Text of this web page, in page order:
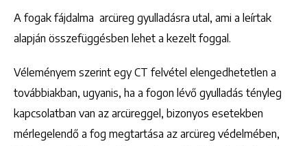
A fogak fájdalma arcüreg gyulladásra utal, ami a leírtak
alapján összefüggésben lehet a kezelt foggal.
Véleményem szerint egy CT felvétel elengedhetetlen a
továbbiakban, ugyanis, ha a fogon lévő gyulladás tényleg
kapcsolatban van az arcüreggel, bizonyos esetekben
mérlegelendő a fog megtartása az arcüreg védelmében,